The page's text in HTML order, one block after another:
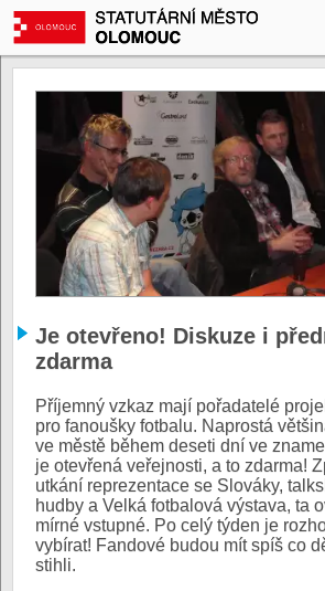
Je otevřeno! Diskuze i
zdarma
Příjemný vzkaz mají pořadatelé
pro fanoušky fotbalu. Naprostá
ve městě během deseti dní ve
je otevřená veřejnosti, a to zdarma!
utkání reprezentace se Slováky,
hudby a Velká fotbalová výstava, ta
mírné vstupné. Po celý týden je
vybírat! Fandové budou mít spíš co
stihli.